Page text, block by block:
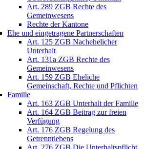
Art. 289 ZGB Rechte des
Gemeinwesens
Rechte der Kantone
Ehe und eingetragene Partnerschaften
Art. 125 ZGB Nachehelicher
Unterhalt
Art. 131a ZGB Rechte des
Gemeinwesens
Art. 159 ZGB Eheliche
Gemeinschaft, Rechte und Pflichten
Familie
Art. 163 ZGB Unterhalt der Familie
Art. 164 ZGB Beitrag zur freien
Verfügung
Art. 176 ZGB Regelung des
Getrenntlebens
Art. 276 ZGB Die Unterhaltspflicht